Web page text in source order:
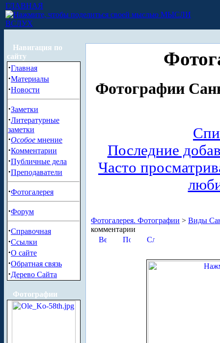
ГЛАВНАЯ
МЫСЛИ
ВСЛУХ
Навигация по
сайту
·Главная
·Материалы
·Новости
·Заметки
·Литературные
заметки
·Особое мнение
·Комментарии
·Публичные дела
·Преподаватели
·Фотогалерея
·Форум
·Справочная
·Ссылки
·О сайте
·Обратная связь
·Дерево Сайта
Фотографии
Фотографии
Последние
Часто
Фотогалерея. Фотографии > Виды
комментарии